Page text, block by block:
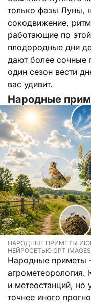
только фазы Луны,
сокодвижение,
работающие по
плодородные дни
дают более сочные
один сезон вести
вас удивит.
Народные
НАРОДНЫЕ ПРИМЕТЫ
НЕЙРОСЕТЬЮ GPT IMAGES
Народные приметы
агрометеорология.
и метеостанций, но
точнее иного